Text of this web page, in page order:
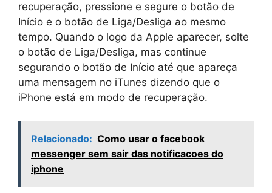
recuperação, pressione e segure o botão de
Início e o botão de Liga/Desliga ao mesmo
tempo. Quando o logo da Apple aparecer, solte
o botão de Liga/Desliga, mas continue
segurando o botão de Início até que apareça
uma mensagem no iTunes dizendo que o
iPhone está em modo de recuperação.
Relacionado: Como usar o facebook
messenger sem sair das notificacoes do
iphone